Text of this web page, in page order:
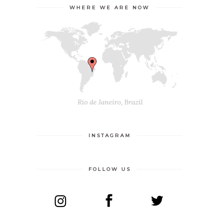
WHERE WE ARE NOW
INSTAGRAM
FOLLOW US